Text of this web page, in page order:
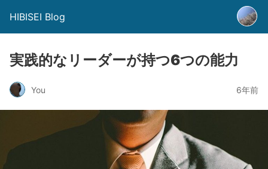
HIBISEI Blog
実践的なリーダーが持つ6つの能力
You 6年前